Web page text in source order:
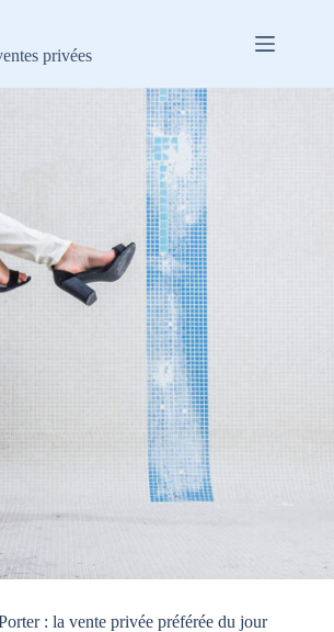
privées
: la vente privée préférée du jour